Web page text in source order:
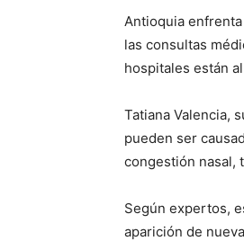
Antioquia
las consultas
hospitales están
Tatiana Valencia,
pueden ser
congestión nasal,
Según expertos,
aparición de